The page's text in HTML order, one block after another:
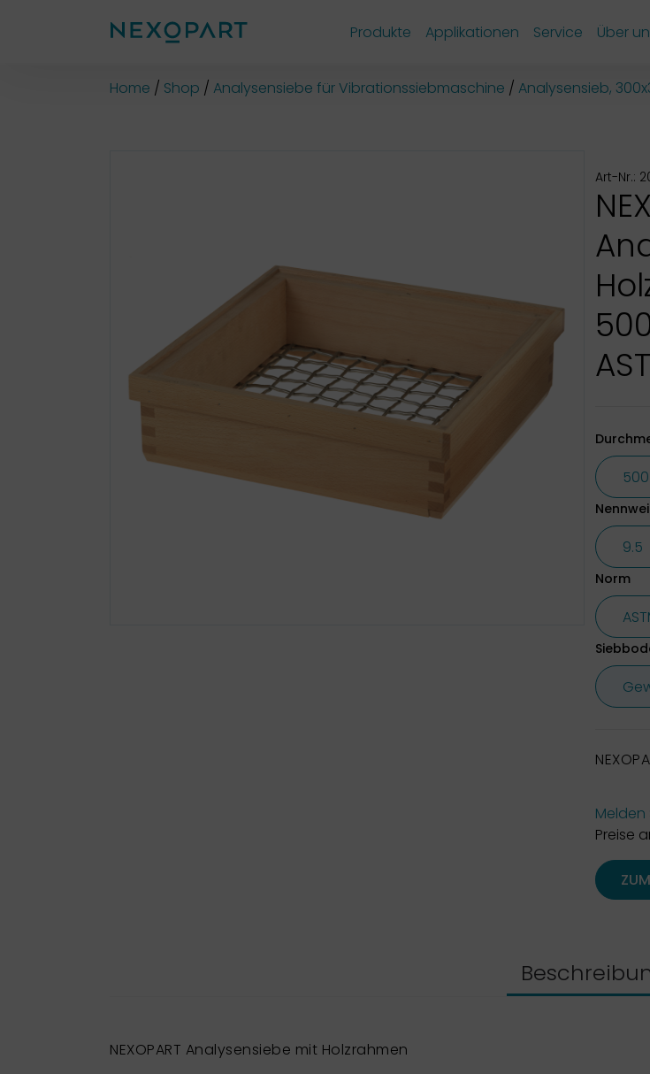
Produkte Applikationen Service Über
Home Shop Analysensiebe für Vibrationssiebmaschine Analysensieb,
Art-Nr.:
Norm
Melden
Preise
NEXOPART Analysensiebe mit Holzrahmen